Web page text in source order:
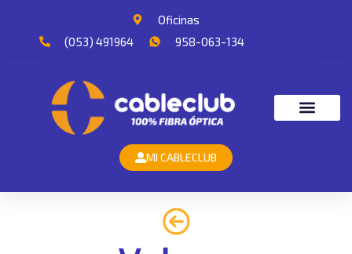
Oficinas
(053) 491964
958-063-134
MI CABLECLUB